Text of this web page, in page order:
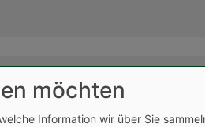
möchten
Information wir über Sie